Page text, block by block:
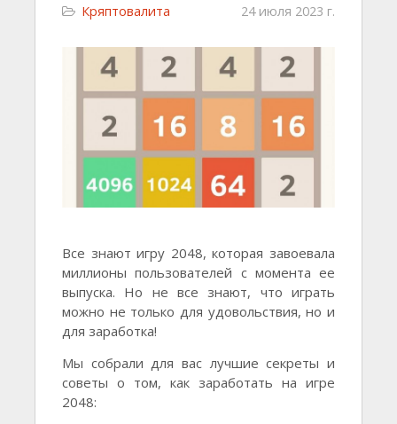
Кряптовалита 24 июля 2023 г.
Все знают игру 2048, которая завоевала
миллионы пользователей с момента ее
выпуска. Но не все знают, что играть
можно не только для удовольствия, но и
для заработка!
Мы собрали для вас лучшие секреты и
советы о том, как заработать на игре
2048: